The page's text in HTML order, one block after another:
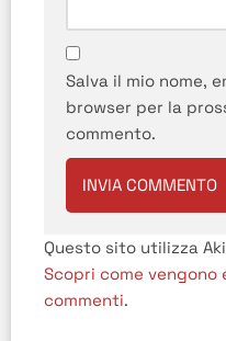
Salva il mio nome,
browser per la
commento.
Questo sito utilizza
Scopri come
commenti.